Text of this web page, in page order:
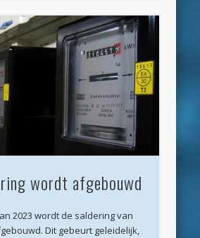
wordt afgebouwd
2023 wordt de saldering van
Dit gebeurt geleidelijk,